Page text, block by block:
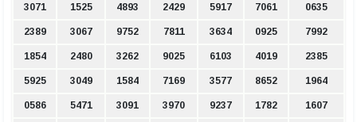
3071 1525 4893 2429 5917 7061 0635
2389 3067 9752 7811 3634 0925 7992
1854 2480 3262 9025 6103 4019 2385
5925 3049 1584 7169 3577 8652 1964
0586 5471 3091 3970 9237 1782 1607